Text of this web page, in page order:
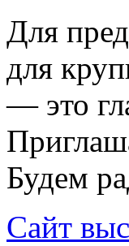
Для
для
— это
Будем
Сайт